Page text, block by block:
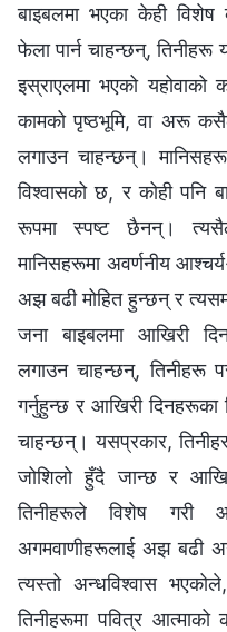
बाइबलमा भएका केही विशेष
फेला पार्न चाहन्छन्,
इस्राएलमा भएको यहोवाको
कामको पृष्ठभूमि, वा अरू
लगाउन चाहन्छन्।
विश्‍वासको छ, र कोही पनि
रूपमा स्पष्ट छैनन्।
मानिसहरूमा अवर्णनीय
अझ बढी मोहित हुन्छन् र
जना बाइबलमा आखिरी
लगाउन चाहन्छन्, तिनीहरू
गर्नुहुन्छ र आखिरी
चाहन्छन्। यसप्रकार,
जोशिलो हुँदै जान्छ र
तिनीहरूले विशेष गरी
अगमवाणीहरूलाई अझ बढी
त्यस्तो अन्धविश्‍वास
तिनीहरूमा पवित्र